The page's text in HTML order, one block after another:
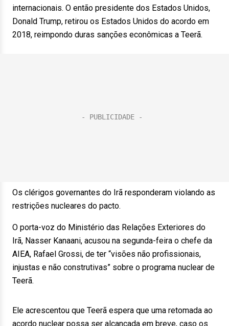
internacionais. O então presidente dos Estados Unidos,
Donald Trump, retirou os Estados Unidos do acordo em
2018, reimpondo duras sanções econômicas a Teerã.
Os clérigos governantes do Irã responderam violando as
restrições nucleares do pacto.
O porta-voz do Ministério das Relações Exteriores do
Irã, Nasser Kanaani, acusou na segunda-feira o chefe da
AIEA, Rafael Grossi, de ter “visões não profissionais,
injustas e não construtivas” sobre o programa nuclear de
Teerã.
Ele acrescentou que Teerã espera que uma retomada ao
acordo nuclear possa ser alcançada em breve, caso os